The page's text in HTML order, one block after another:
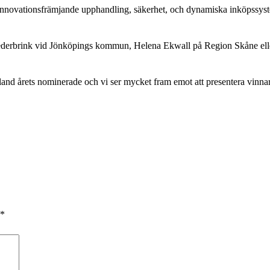
upphandling, säkerhet, och dynamiska
vid Jönköpings kommun, Helena Ekwall på Region Skåne
årets nominerade och vi ser mycket fram emot att presentera
*